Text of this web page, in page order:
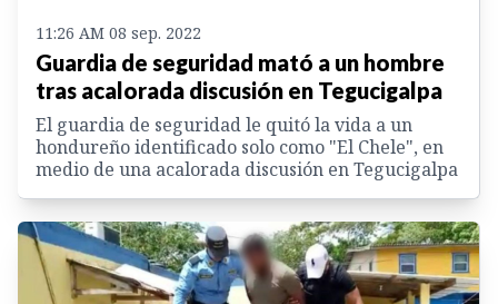
11:26 AM 08 sep. 2022
Guardia de seguridad mató a un hombre
tras acalorada discusión en Tegucigalpa
El guardia de seguridad le quitó la vida a un
hondureño identificado solo como "El Chele", en
medio de una acalorada discusión en Tegucigalpa